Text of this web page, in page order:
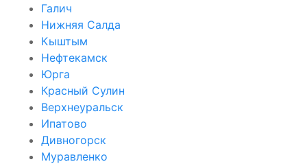
Галич
Нижняя Салда
Кыштым
Нефтекамск
Юрга
Красный Сулин
Верхнеуральск
Ипатово
Дивногорск
Муравленко